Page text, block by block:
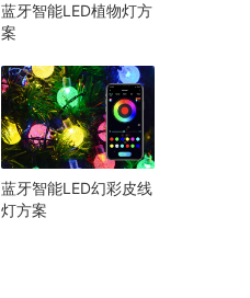
蓝牙智能LED植物灯方
案
蓝牙智能LED幻彩皮线
灯方案